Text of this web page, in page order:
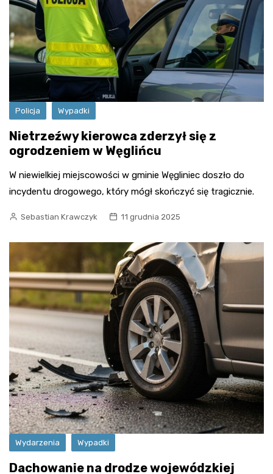
Policja Wypadki
Nietrzeźwy kierowca zderzył się z
ogrodzeniem w Węglińcu
W niewielkiej miejscowości w gminie Węgliniec doszło do
incydentu drogowego, który mógł skończyć się tragicznie.
Sebastian Krawczyk 11 grudnia 2025
Wydarzenia Wypadki
Dachowanie na drodze wojewódzkiej